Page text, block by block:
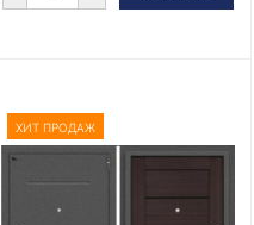
ХИТ ПРОДАЖ